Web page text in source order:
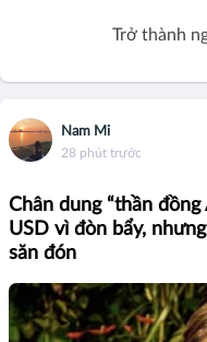
Trở thành
Nam Mi
28 phút trước
Chân dung “thần
USD vì đòn bẩy,
săn đón